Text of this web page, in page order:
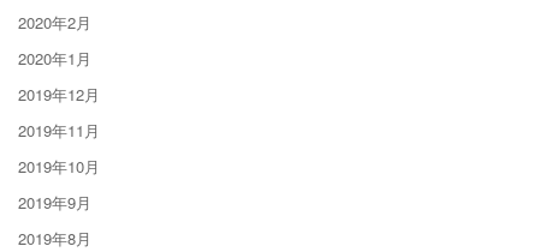
2020年2月
2020年1月
2019年12月
2019年11月
2019年10月
2019年9月
2019年8月